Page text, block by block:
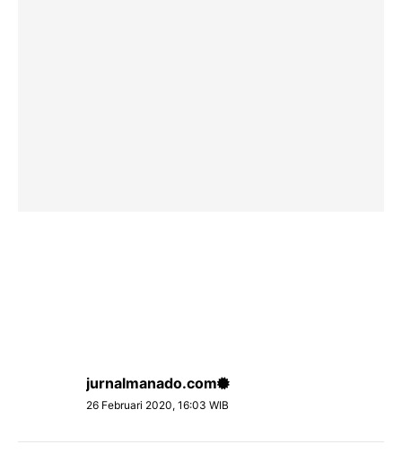
jurnalmanado.com
26 Februari 2020, 16:03 WIB